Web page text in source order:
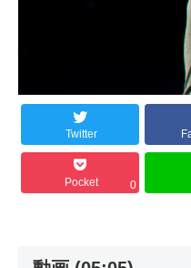
Twitter
Pocket 0